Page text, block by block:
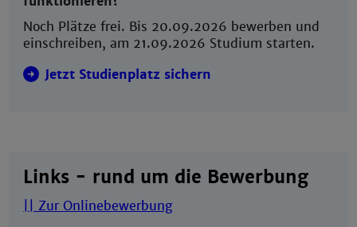
Noch Plätze frei. Bis 20.09.2026 bewerben und
einschreiben, am 21.09.2026 Studium starten.
Jetzt Studienplatz sichern
Links - rund um die Bewerbung
|| Zur Onlinebewerbung